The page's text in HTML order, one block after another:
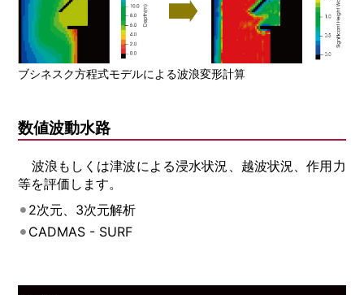
ブシネスク方程式モデルによる波浪変形計算
数値波動水路
波浪もしくは津波による浸水状況、越波状況、作用力
等を評価します。
2次元、3次元解析
CADMAS - SURF